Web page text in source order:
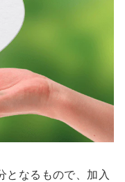
となるもので、加入